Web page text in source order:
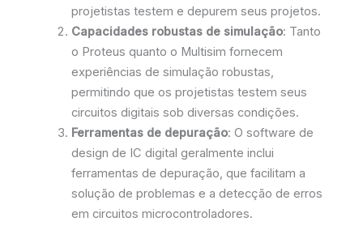
projetistas testem e depurem seus projetos.
Capacidades robustas de simulação: Tanto
o Proteus quanto o Multisim fornecem
experiências de simulação robustas,
permitindo que os projetistas testem seus
circuitos digitais sob diversas condições.
Ferramentas de depuração: O software de
design de IC digital geralmente inclui
ferramentas de depuração, que facilitam a
solução de problemas e a detecção de erros
em circuitos microcontroladores.